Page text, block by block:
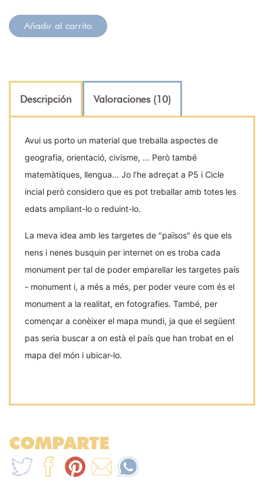
Añadir al carrito
Descripción Valoraciones (10)
Avui us porto un material que treballa aspectes de
geografia, orientació, civisme, ... Però també
matemàtiques, llengua... Jo l'he adreçat a P5 i Cicle
incial però considero que es pot treballar amb totes les
edats ampliant-lo o reduint-lo.
La meva idea amb les targetes de "països" és que els
nens i nenes busquin per internet on es troba cada
monument per tal de poder emparellar les targetes país
- monument i, a més a més, per poder veure com és el
monument a la realitat, en fotografies. També, per
començar a conèixer el mapa mundi, ja que el següent
pas seria buscar a on està el país que han trobat en el
mapa del món i ubicar-lo.
COMPARTE